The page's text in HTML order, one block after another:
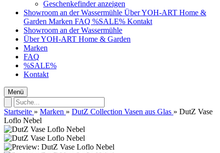
Geschenkefinder anzeigen
Showroom an der Wassermühle Über YOH-ART Home &
Garden Marken FAQ %SALE% Kontakt
Showroom an der Wassermühle
Über YOH-ART Home & Garden
Marken
FAQ
%SALE%
Kontakt
Menü
Startseite » Marken » DutZ Collection Vasen aus Glas » DutZ Vase
Loflo Nebel